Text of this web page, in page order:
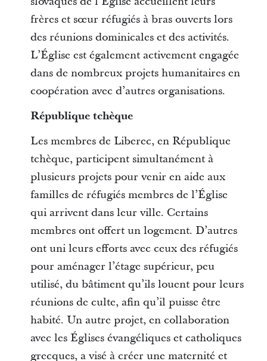
frères et sœur réfugiés à bras ouverts lors
des réunions dominicales et des activités.
L’Église est également activement engagée
dans de nombreux projets humanitaires en
coopération avec d’autres organisations.
République tchèque
Les membres de Liberec, en République
tchèque, participent simultanément à
plusieurs projets pour venir en aide aux
familles de réfugiés membres de l’Église
qui arrivent dans leur ville. Certains
membres ont offert un logement. D’autres
ont uni leurs efforts avec ceux des réfugiés
pour aménager l’étage supérieur, peu
utilisé, du bâtiment qu’ils louent pour leurs
réunions de culte, afin qu’il puisse être
habité. Un autre projet, en collaboration
avec les Églises évangéliques et catholiques
grecques, a visé à créer une maternité et